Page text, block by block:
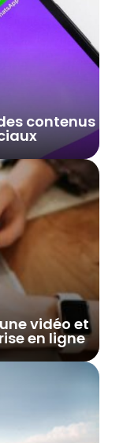
contenus
vidéo et
en ligne